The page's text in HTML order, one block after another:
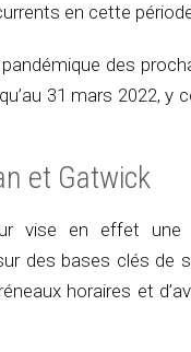
en cette
des
31 mars 2022, y
et Gatwick
vise en effet une
des bases clés de
horaires et